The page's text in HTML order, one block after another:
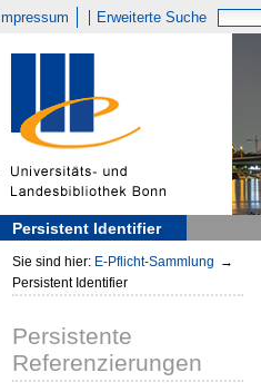
Impressum Erweiterte Suche
Persistent Identifier
Sie sind hier: E-Pflicht-Sammlung →
Persistent Identifier
Persistente
Referenzierungen